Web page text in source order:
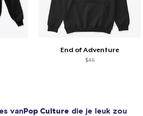
End of Adventure
$46
vanPop Culture die je leuk zou